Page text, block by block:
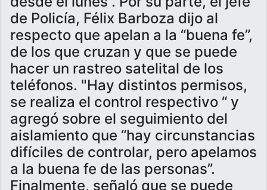
de Policía, Félix Barboza dijo al
respecto que apelan a la “buena fe”,
de los que cruzan y que se puede
hacer un rastreo satelital de los
teléfonos. "Hay distintos permisos,
se realiza el control respectivo “ y
agregó sobre el seguimiento del
aislamiento que “hay circunstancias
difíciles de controlar, pero apelamos
a la buena fe de las personas”.
Finalmente, señaló que se puede